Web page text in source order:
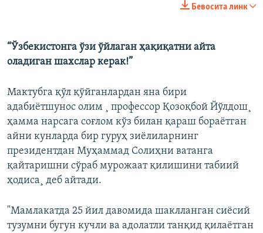
Бевосита линк
“Ўзбекистонга ўзи ўйлаган ҳақиқатни айта
оладиган шахслар керак!”
Мактубга қўл қўйганлардан яна бири
адабиëтшунос олим ¸ профессор Қозоқбой Йўлдош¸
ҳамма нарсага соғлом кўз билан қараш бораëтган
айни кунларда бир гуруҳ зиëлиларнинг
президентдан Муҳаммад Солиҳни ватанга
қайтаришни сўраб мурожаат қилишини табиий
ҳодиса¸ деб айтади.
"Мамлакатда 25 йил давомида шаклланган сиëсий
тузумни бугун кучли ва адолатли танқид қилаëтган